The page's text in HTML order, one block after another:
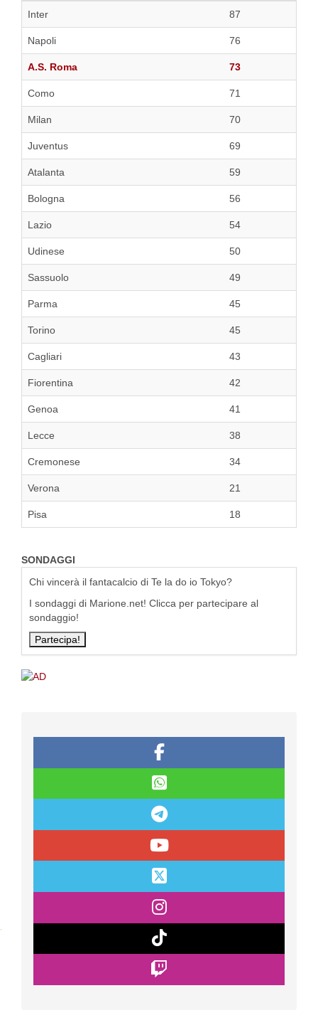
Inter
87
Napoli 76
A.S. Roma 73
Como 71
Milan 70
Juventus 69
Atalanta 59
Bologna 56
Lazio 54
Udinese 50
Sassuolo 49
Parma 45
Torino 45
Cagliari 43
Fiorentina 42
Genoa 41
Lecce 38
Cremonese 34
Verona 21
Pisa 18
SONDAGGI
Chi vincerà il fantacalcio di Te la do io Tokyo?
I sondaggi di Marione.net! Clicca per partecipare al
sondaggio!